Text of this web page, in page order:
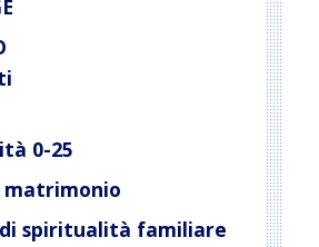
0-25
matrimonio
spiritualità familiare